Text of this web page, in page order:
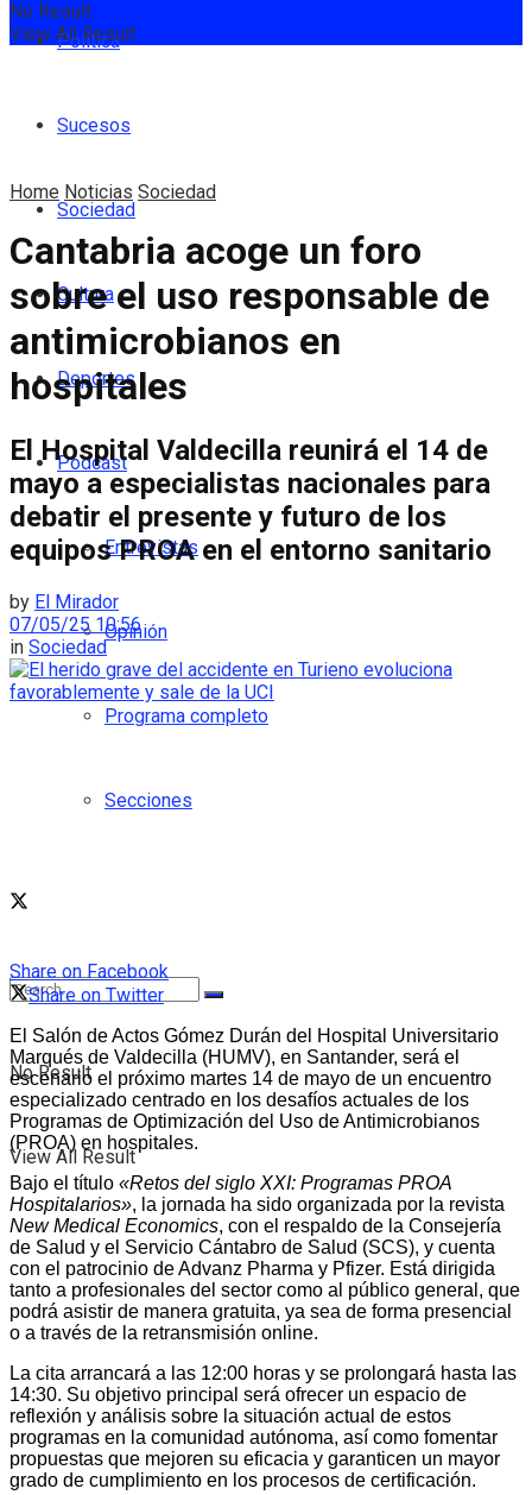
Política
Sucesos
Sociedad
Cultura
Deportes
Podcast
Entrevistas
Opinión
Programa completo
Secciones
No Result
View All Result
No Result
View All Result
Home Noticias Sociedad
Cantabria acoge un foro
sobre el uso responsable de
antimicrobianos en
hospitales
El Hospital Valdecilla reunirá el 14 de
mayo a especialistas nacionales para
debatir el presente y futuro de los
equipos PROA en el entorno sanitario
by El Mirador
07/05/25 10:56
in Sociedad
Share on Facebook
Share on Twitter
El Salón de Actos Gómez Durán del Hospital Universitario
Marqués de Valdecilla (HUMV), en Santander, será el
escenario el próximo martes 14 de mayo de un encuentro
especializado centrado en los desafíos actuales de los
Programas de Optimización del Uso de Antimicrobianos
(PROA) en hospitales.
Bajo el título «Retos del siglo XXI: Programas PROA
Hospitalarios», la jornada ha sido organizada por la revista
New Medical Economics, con el respaldo de la Consejería
de Salud y el Servicio Cántabro de Salud (SCS), y cuenta
con el patrocinio de Advanz Pharma y Pfizer. Está dirigida
tanto a profesionales del sector como al público general, que
podrá asistir de manera gratuita, ya sea de forma presencial
o a través de la retransmisión online.
La cita arrancará a las 12:00 horas y se prolongará hasta las
14:30. Su objetivo principal será ofrecer un espacio de
reflexión y análisis sobre la situación actual de estos
programas en la comunidad autónoma, así como fomentar
propuestas que mejoren su eficacia y garanticen un mayor
grado de cumplimiento en los procesos de certificación.